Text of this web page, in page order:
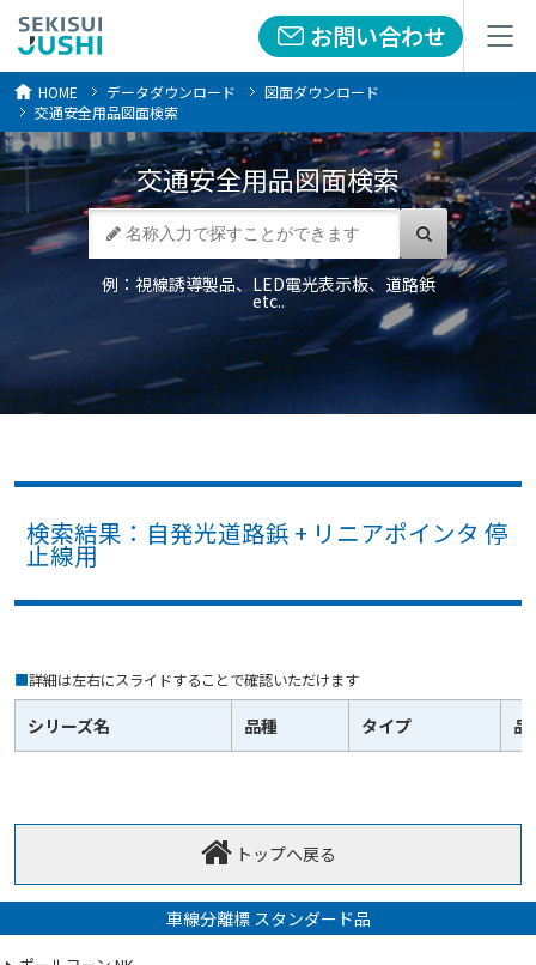
お問い合わせ
メニュー お問い合わせ
メニュー
HOME データダウンロード
図面ダウンロード
交通安全用品図面検索
交通安全用品図面検索
例：視線誘導製品、LED電光表示板、道路鋲
etc..
検索結果：自発光道路鋲 + リニアポインタ 停
止線用
■詳細は左右にスライドすることで確認いただけます
シリーズ名 品種 タイプ 品
トップへ戻る
車線分離標 スタンダード品